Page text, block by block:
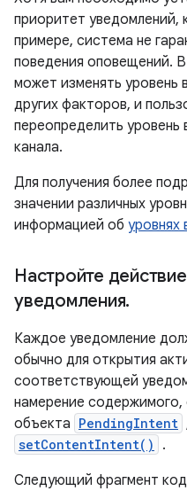
приоритет уведомлений,
примере, система не
поведения оповещений.
может изменять уровень
других факторов, и
переопределить уровень
канала.
Для получения более
значении различных
информацией об уровнях
Настройте
уведомления.
Каждое уведомление
обычно для открытия
соответствующей
намерение
объекта PendingIntent
setContentIntent()
.
Следующий фрагмент